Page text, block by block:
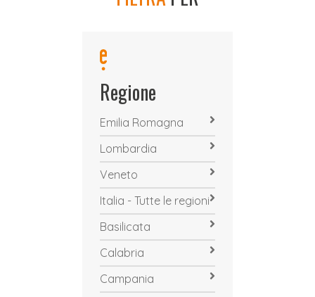
Regione
Emilia Romagna
Lombardia
Veneto
Italia - Tutte le regioni
Basilicata
Calabria
Campania